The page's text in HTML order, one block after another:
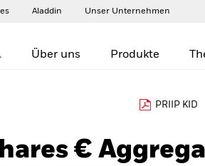
Aladdin Unser Unternehmen
Über uns Produkte
PRIIP KID
€